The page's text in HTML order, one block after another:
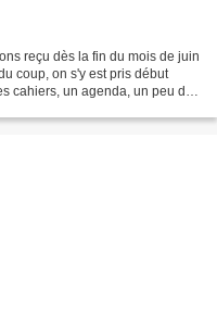
reçu dès la fin du mois de juin
coup, on s'y est pris début
cahiers, un agenda, un peu de